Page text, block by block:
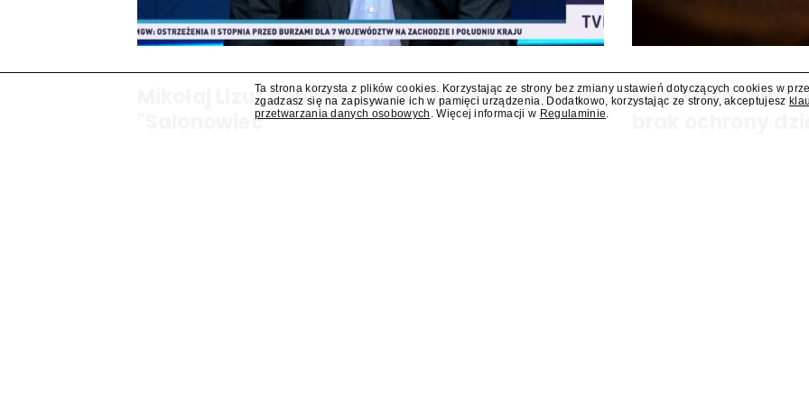
Mikołaj Lizut poprowadzi w TVP Info program
"Salonowiec"
Sąd: Meta musi
Ta strona korzysta z plików cookies. Korzystając ze strony bez zmiany ustawień dotyczących cookies w
zgadzasz się na zapisywanie ich w pamięci urządzenia. Dodatkowo, korzystając ze strony, akceptujesz
przetwarzania danych osobowych . Więcej informacji w Regulaminie.